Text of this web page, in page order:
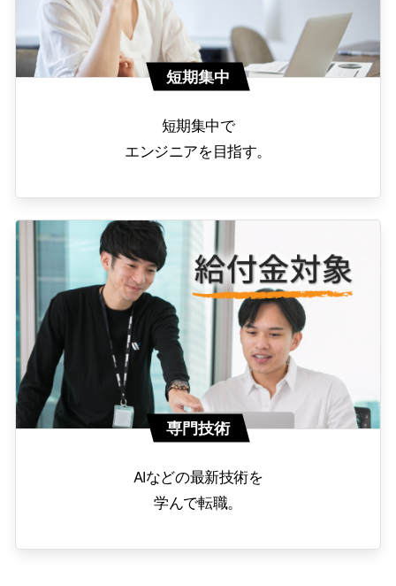
短期集中
短期集中で
エンジニアを目指す。
専門技術
AIなどの最新技術を
学んで転職。